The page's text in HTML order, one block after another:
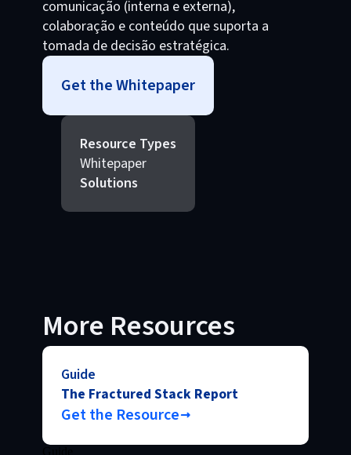
comunicação (interna e externa),
colaboração e conteúdo que suporta a
tomada de decisão estratégica.
Get the Whitepaper
Resource Types
Whitepaper
Solutions
More Resources
Guide
The Fractured Stack Report
Get the Resource